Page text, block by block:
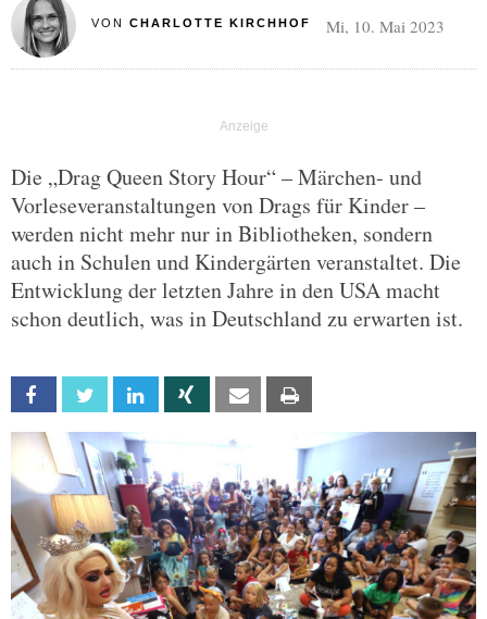
VON CHARLOTTE KIRCHHOF Mi, 10. Mai 2023
Die „Drag Queen Story Hour“ – Märchen- und
Vorleseveranstaltungen von Drags für Kinder –
werden nicht mehr nur in Bibliotheken, sondern
auch in Schulen und Kindergärten veranstaltet. Die
Entwicklung der letzten Jahre in den USA macht
schon deutlich, was in Deutschland zu erwarten ist.
Facebook Twitter Linkedin Xing Email